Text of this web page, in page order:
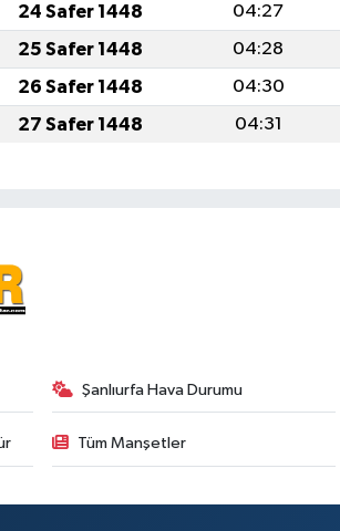
24 Safer 1448 04:27
25 Safer 1448 04:28
26 Safer 1448 04:30
27 Safer 1448 04:31
Şanlıurfa Hava Durumu
Tüm Manşetler